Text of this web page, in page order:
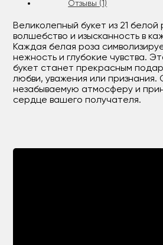
Отзывы (1)
Великолепный букет из 21 белой
волшебство и изысканность в
Каждая белая роза
нежность и глубокие чувства.
букет станет прекрасным
любви, уважения или признания.
незабываемую атмосферу и
сердце вашего получателя.